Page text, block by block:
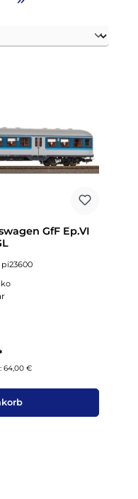
GfF Ep.VI
pi23600
64,00 €